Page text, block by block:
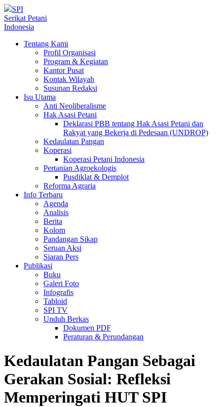
SPI
Serikat Petani
Indonesia
Tentang Kami
Profil Organisasi
Program & Kegiatan
Kantor Pusat
Kontak Wilayah
Susunan Redaksi
Isu Utama
Anti Neoliberalisme
Hak Asasi Petani
Deklarasi PBB tentang Hak Asasi Petani dan
Rakyat yang Bekerja di Pedesaan (UNDROP)
Kedaulatan Pangan
Koperasi
Koperasi Petani Indonesia
Pertanian Agroekologis
Pusdiklat & Demplot
Reforma Agraria
Info Terbaru
Agenda
Analisis
Berita
Kolom
Pandangan Sikap
Seruan Aksi
Siaran Pers
Publikasi
Buku
Galeri Foto
Infografis
Tabloid
SPI TV
Unduh Berkas
Dokumen PDF
Peraturan & Perundangan
Kedaulatan Pangan Sebagai
Gerakan Sosial: Refleksi
Memperingati HUT SPI